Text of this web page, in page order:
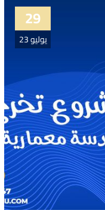
29
يوليو 23